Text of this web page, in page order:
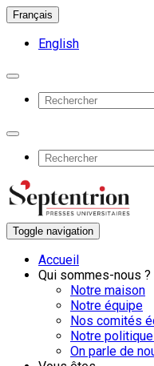
Français
English
Toggle navigation
Accueil
Qui sommes-nous ?
Notre maison
Notre équipe
Nos comités
Notre
On parle de